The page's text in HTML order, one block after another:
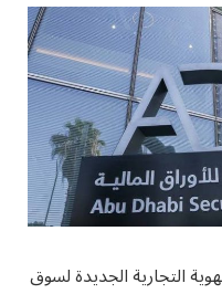
التجارية الجديدة لسوق